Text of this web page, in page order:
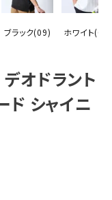
ブラック(09) ホワイト(01)
オドラント
ド シャイニ